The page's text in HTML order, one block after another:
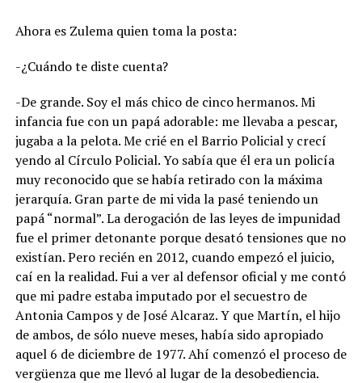
Ahora es Zulema quien toma la posta:
-¿Cuándo te diste cuenta?
-De grande. Soy el más chico de cinco hermanos. Mi
infancia fue con un papá adorable: me llevaba a pescar,
jugaba a la pelota. Me crié en el Barrio Policial y crecí
yendo al Círculo Policial. Yo sabía que él era un policía
muy reconocido que se había retirado con la máxima
jerarquía. Gran parte de mi vida la pasé teniendo un
papá “normal”. La derogación de las leyes de impunidad
fue el primer detonante porque desató tensiones que no
existían. Pero recién en 2012, cuando empezó el juicio,
caí en la realidad. Fui a ver al defensor oficial y me contó
que mi padre estaba imputado por el secuestro de
Antonia Campos y de José Alcaraz. Y que Martín, el hijo
de ambos, de sólo nueve meses, había sido apropiado
aquel 6 de diciembre de 1977. Ahí comenzó el proceso de
vergüenza que me llevó al lugar de la desobediencia.